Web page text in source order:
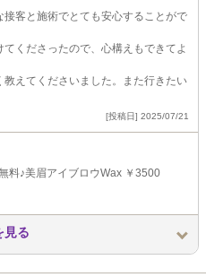
客と施術でとても安心することがで
くださったので、心構えもできてよ
えてくださいました。また行きたい
[投稿日] 2025/07/21
料♪美眉アイブロウWax ￥3500
見る